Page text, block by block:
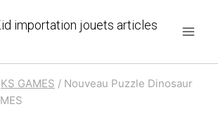
importation jouets articles
KS GAMES / Nouveau Puzzle Dinosaur